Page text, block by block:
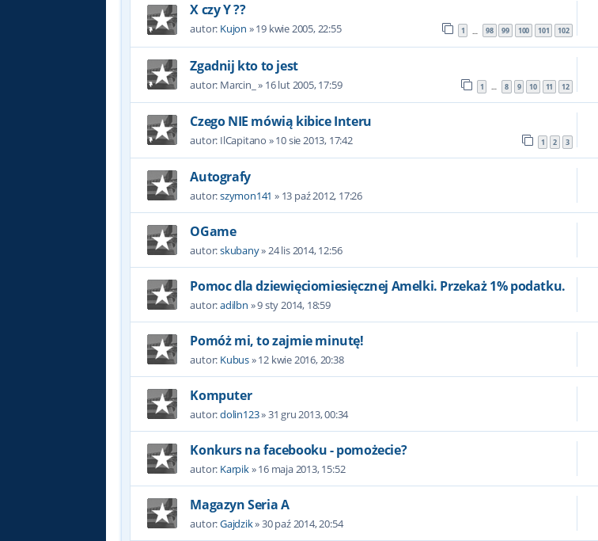
X czy Y ??
autor: Kujon »19 kwie 2005, 22:55 1 … 98 99 100 101 102
Zgadnij kto to jest
autor: Marcin_ » 16 lut 2005, 17:59 1 … 8 9 10 11 12
Czego NIE mówią kibice Interu
autor: IlCapitano »10 sie 2013, 17:42 1 2 3
Autografy
autor:szymon141 » 13 paź 2012, 17:26
OGame
autor:skubany»24 lis 2014, 12:56
Pomoc dla dziewięciomiesięcznej Amelki. Przekaż 1% podatku.
autor:adilbn »9 sty 2014, 18:59
Pomóż mi, to zajmie minutę!
autor: Kubus»12 kwie 2016, 20:38
Komputer
autor:dolin123»31 gru 2013, 00:34
Konkurs na facebooku - pomożecie?
autor: Karpik»16 maja 2013, 15:52
Magazyn Seria A
autor:Gajdzik»30 paź 2014, 20:54